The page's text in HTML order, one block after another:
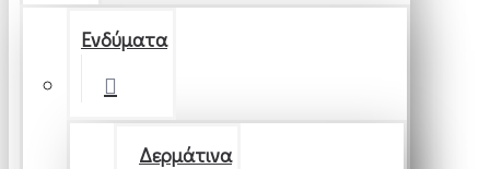
Ενδύματα
Δερμάτινα